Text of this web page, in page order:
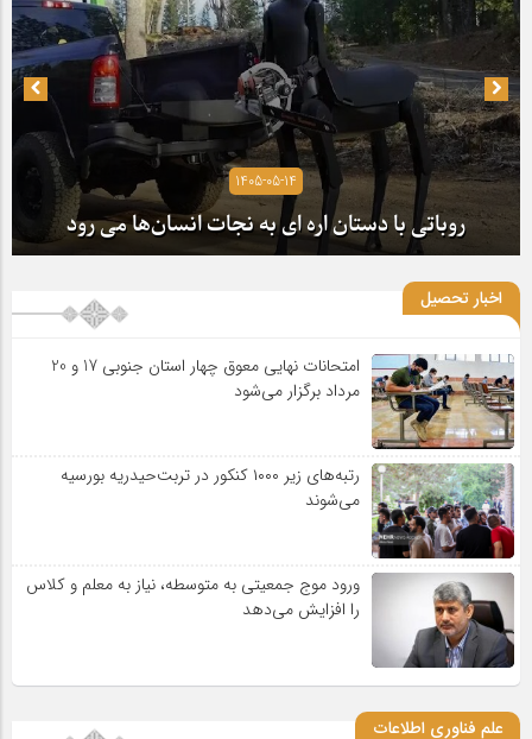
1405-05-14
روباتی با دستان اره ای به نجات انسان‌ها می رود
اخبار تحصیل
امتحانات نهایی معوق چهار استان جنوبی 17 و 20
مرداد برگزار می‌شود
رتبه‌های زیر ۱۰۰۰ کنکور در تربت‌حیدریه بورسیه
می‌شوند
ورود موج جمعیتی به متوسطه، نیاز به معلم و کلاس
را افزایش می‌دهد
علم فناوری اطلاعات